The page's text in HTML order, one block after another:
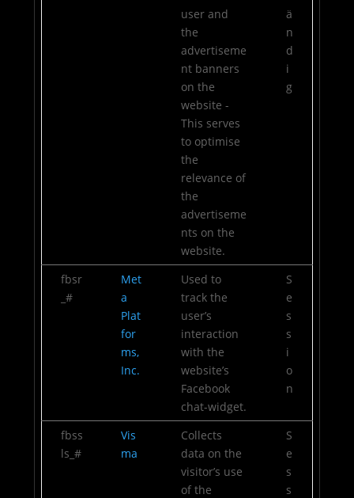
user and
the
advertiseme
nt banners
on the
website -
This serves
to optimise
the
relevance of
the
advertiseme
nts on the
website.
ä
n
d
i
g
fbsr
_#
Met
a
Plat
for
ms,
Inc.
Used to
track the
user’s
interaction
with the
website’s
Facebook
chat-widget.
S
e
s
s
i
o
n
fbss
ls_#
Vis
ma
Collects
data on the
visitor’s use
of the
S
e
s
s